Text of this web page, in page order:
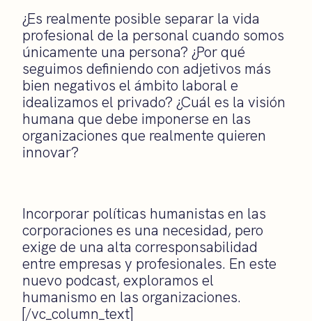
¿Es realmente posible separar la vida
profesional de la personal cuando somos
únicamente una persona? ¿Por qué
seguimos definiendo con adjetivos más
bien negativos el ámbito laboral e
idealizamos el privado? ¿Cuál es la visión
humana que debe imponerse en las
organizaciones que realmente quieren
innovar?
Incorporar políticas humanistas en las
corporaciones es una necesidad, pero
exige de una alta corresponsabilidad
entre empresas y profesionales. En este
nuevo podcast, exploramos el
humanismo en las organizaciones.
[/vc_column_text]